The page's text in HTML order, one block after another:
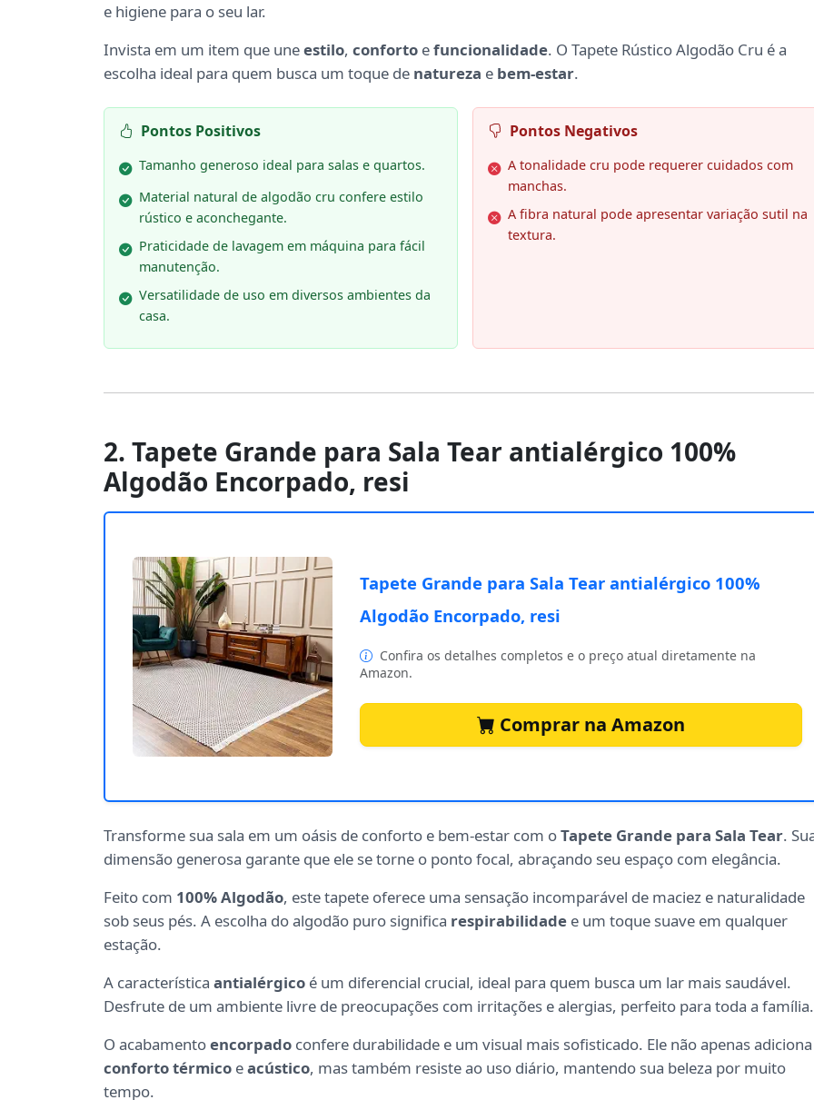
e higiene para o seu lar.
Invista em um item que uneestilo, conforto efuncionalidade. O Tapete Rústico Algodão Cru é a
escolha ideal para quem busca um toque de natureza e bem-estar.
Pontos Positivos
Tamanho generoso ideal para salas e quartos.
Material natural de algodão cru confere estilo
rústico e aconchegante.
Praticidade de lavagem em máquina para fácil
manutenção.
Versatilidade de uso em diversos ambientes da
casa.
Pontos Negativos
A tonalidade cru pode requerer cuidados com
manchas.
A fibra natural pode apresentar variação sutil na
textura.
2. Tapete Grande para Sala Tear antialérgico 100%
Algodão Encorpado, resi
Tapete Grande para Sala Tear antialérgico 100%
Algodão Encorpado, resi
Confira os detalhes completos e o preço atual diretamente na
Amazon.
Comprar na Amazon
Transforme sua sala em um oásis de conforto e bem-estar com oTapete Grande para Sala Tear.
dimensão generosa garante que ele se torne o ponto focal, abraçando seu espaço com elegância.
Feito com 100% Algodão, este tapete oferece uma sensação incomparável de maciez e naturalidade
sob seus pés. A escolha do algodão puro significa respirabilidade e um toque suave em qualquer
estação.
A característica antialérgico é um diferencial crucial, ideal para quem busca um lar mais saudável.
Desfrute de um ambiente livre de preocupações com irritações e alergias, perfeito para toda a família.
O acabamentoencorpado confere durabilidade e um visual mais sofisticado. Ele não apenas adiciona
conforto térmico eacústico, mas também resiste ao uso diário, mantendo sua beleza por muito
tempo.